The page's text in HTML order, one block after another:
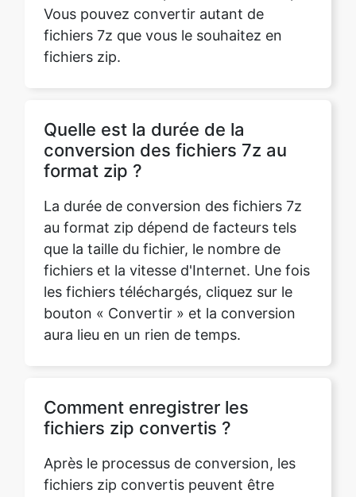
fichiers 7z que vous le souhaitez en
fichiers zip.
conversion des fichiers 7z au
format zip ?
au format zip dépend de facteurs tels
que la taille du fichier, le nombre de
fichiers et la vitesse d'Internet. Une fois
les fichiers téléchargés, cliquez sur le
bouton « Convertir » et la conversion
aura lieu en un rien de temps.
fichiers zip convertis ?
fichiers zip convertis peuvent être
téléchargés et enregistrés à